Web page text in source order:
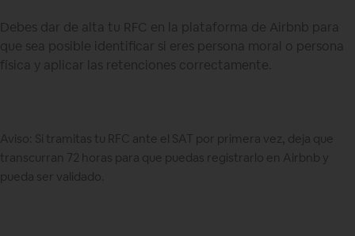
Debes dar de alta tu RFC en la plataforma de Airbnb para
que sea posible identificar si eres persona moral o persona
física y aplicar las retenciones correctamente.
Aviso: Si tramitas tu RFC ante el SAT por primera vez, deja que
transcurran 72 horas para que puedas registrarlo en Airbnb y
pueda ser validado.